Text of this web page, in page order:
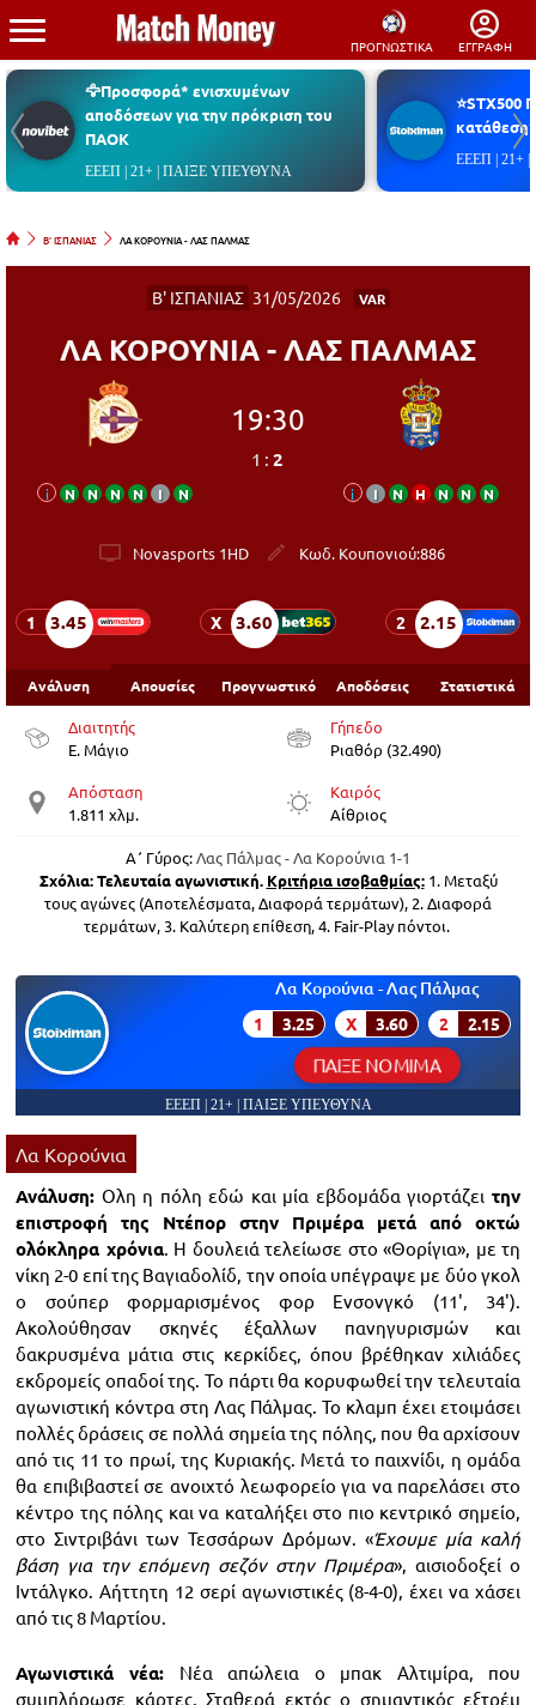
ΠΡΟΓΝΩΣΤΙΚΑ ΕΓΓΡΑΦΗ
🦅Προσφορά* ενισχυμένων
αποδόσεων για την πρόκριση του
ΠΑΟΚ
ΕΕΕΠ | 21+ | ΠΑΙΞΕ ΥΠΕΥΘΥΝΑ
⭐STX500
ΕΕΕΠ | 21+
Β' ΙΣΠΑΝΙΑΣ ΛΑ ΚΟΡΟΥΝΙΑ - ΛΑΣ ΠΑΛΜΑΣ
Β' ΙΣΠΑΝΙΑΣ 31/05/2026 VAR
ΛΑ ΚΟΡΟΥΝΙΑ - ΛΑΣ ΠΑΛΜΑΣ
i Ν Ν Ν Ν Ι Ν
19:30
1 :2
i Ι Ν Η Ν Ν Ν
Novasports 1HD Κωδ. Κουπονιού:886
1 3.45 X 3.60 2 2.15
Ανάλυση Απουσίες Προγνωστικό Αποδόσεις Στατιστικά
Διαιτητής
Ε. Μάγιο
Γήπεδο
Ριαθόρ (32.490)
Απόσταση
1.811 χλμ.
Καιρός
Αίθριος
Α΄ Γύρος:Λας Πάλμας - Λα Κορούνια 1-1
Σχόλια: Τελευταία αγωνιστική. Κριτήρια ισοβαθμίας: 1. Μεταξύ
τους αγώνες (Αποτελέσματα, Διαφορά τερμάτων), 2. Διαφορά
τερμάτων, 3. Καλύτερη επίθεση, 4. Fair-Play πόντοι.
Λα Κορούνια - Λας Πάλμας
1 3.25 X 3.60 2 2.15
ΠΑΙΞΕ ΝΟΜΙΜΑ
ΕΕΕΠ | 21+ | ΠΑΙΞΕ ΥΠΕΥΘΥΝΑ
Λα Κορούνια
Ανάλυση: Ολη η πόλη εδώ και μία εβδομάδα γιορτάζει την
επιστροφή της Ντέπορ στην Πριμέρα μετά από οκτώ
ολόκληρα χρόνια. Η δουλειά τελείωσε στο «Θορίγια», με τη
νίκη 2-0 επί της Βαγιαδολίδ, την οποία υπέγραψε με δύο γκολ
ο σούπερ φορμαρισμένος φορ Ενσονγκό (11', 34').
Ακολούθησαν σκηνές έξαλλων πανηγυρισμών και
δακρυσμένα μάτια στις κερκίδες, όπου βρέθηκαν χιλιάδες
εκδρομείς οπαδοί της. Το πάρτι θα κορυφωθεί την τελευταία
αγωνιστική κόντρα στη Λας Πάλμας. Το κλαμπ έχει ετοιμάσει
πολλές δράσεις σε πολλά σημεία της πόλης, που θα αρχίσουν
από τις 11 το πρωί, της Κυριακής. Μετά το παιχνίδι, η ομάδα
θα επιβιβαστεί σε ανοιχτό λεωφορείο για να παρελάσει στο
κέντρο της πόλης και να καταλήξει στο πιο κεντρικό σημείο,
στο Σιντριβάνι των Τεσσάρων Δρόμων. «Έχουμε μία καλή
βάση για την επόμενη σεζόν στην Πριμέρα», αισιοδοξεί ο
Ιντάλγκο. Αήττητη 12 σερί αγωνιστικές (8-4-0), έχει να χάσει
από τις 8 Μαρτίου.
Αγωνιστικά νέα: Νέα απώλεια ο μπακ Αλτιμίρα, που
συμπλήρωσε κάρτες. Σταθερά εκτός ο σημαντικός εξτρέμ